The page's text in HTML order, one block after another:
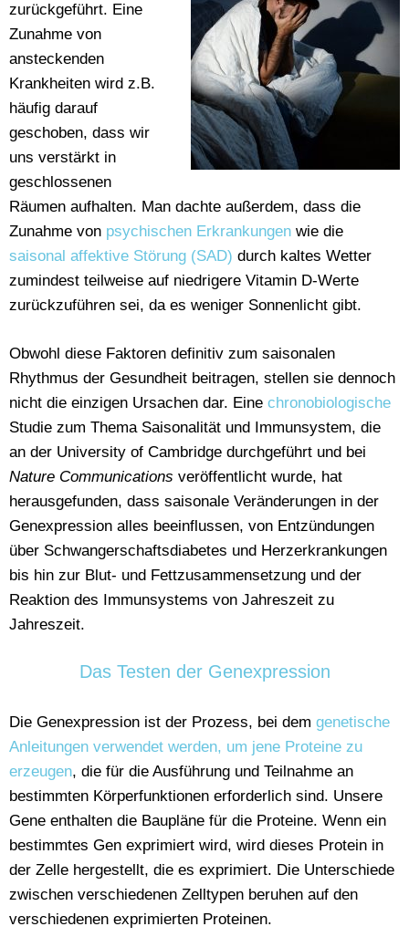
zurückgeführt. Eine
Zunahme von
ansteckenden
Krankheiten wird z.B.
häufig darauf
geschoben, dass wir
uns verstärkt in
geschlossenen
Räumen aufhalten. Man dachte außerdem, dass die
Zunahme von psychischen Erkrankungen wie die
saisonal affektive Störung (SAD) durch kaltes Wetter
zumindest teilweise auf niedrigere Vitamin D-Werte
zurückzuführen sei, da es weniger Sonnenlicht gibt.
Obwohl diese Faktoren definitiv zum saisonalen
Rhythmus der Gesundheit beitragen, stellen sie dennoch
nicht die einzigen Ursachen dar. Eine chronobiologische
Studie zum Thema Saisonalität und Immunsystem, die
an der University of Cambridge durchgeführt und bei
Nature Communications veröffentlicht wurde, hat
herausgefunden, dass saisonale Veränderungen in der
Genexpression alles beeinflussen, von Entzündungen
über Schwangerschaftsdiabetes und Herzerkrankungen
bis hin zur Blut- und Fettzusammensetzung und der
Reaktion des Immunsystems von Jahreszeit zu
Jahreszeit.
Das Testen der Genexpression
Die Genexpression ist der Prozess, bei dem genetische
Anleitungen verwendet werden, um jene Proteine ​​zu
erzeugen, die für die Ausführung und Teilnahme an
bestimmten Körperfunktionen erforderlich sind. Unsere
Gene enthalten die Baupläne für die Proteine. Wenn ein
bestimmtes Gen exprimiert wird, wird dieses Protein in
der Zelle hergestellt, die es exprimiert. Die Unterschiede
zwischen verschiedenen Zelltypen beruhen auf den
verschiedenen exprimierten Proteinen.